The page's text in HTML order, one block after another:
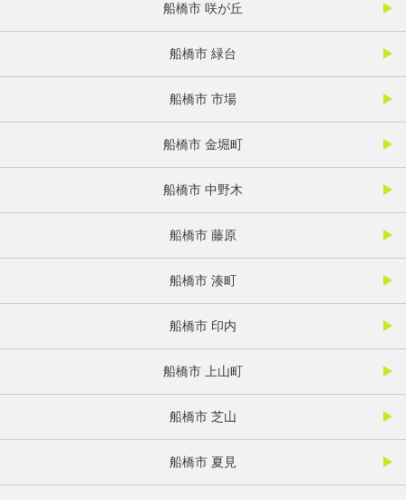
船橋市 咲が丘
船橋市 緑台
船橋市 市場
船橋市 金堀町
船橋市 中野木
船橋市 藤原
船橋市 湊町
船橋市 印内
船橋市 上山町
船橋市 芝山
船橋市 夏見